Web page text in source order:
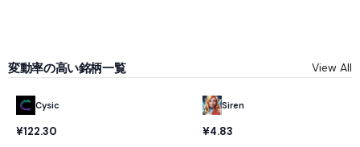
変動率の高い銘柄一覧 View All
Cysic
¥122.30
Siren
¥4.83